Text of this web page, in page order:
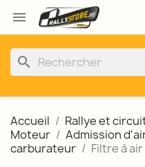

search
Accueil Rallye et
Moteur
Admission
carburateur
Filtre à